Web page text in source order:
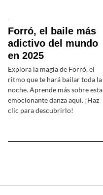
Forró, el baile más
adictivo del mundo
en 2025
Explora la magia de Forró, el
ritmo que te hará bailar toda la
noche. Aprende más sobre esta
emocionante danza aquí. ¡Haz
clic para descubrirlo!